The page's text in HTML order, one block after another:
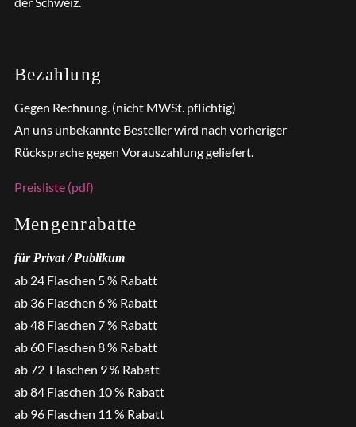
Bezahlung
Gegen Rechnung. (nicht MWSt. pflichtig)
An uns unbekannte Besteller wird nach vorheriger
Rücksprache gegen Vorauszahlung geliefert.
Preisliste (pdf)
Mengenrabatte
für Privat / Publikum
ab 24 Flaschen 5 % Rabatt
ab 36 Flaschen 6 % Rabatt
ab 48 Flaschen 7 % Rabatt
ab 60 Flaschen 8 % Rabatt
ab 72 Flaschen 9 % Rabatt
ab 84 Flaschen 10 % Rabatt
ab 96 Flaschen 11 % Rabatt